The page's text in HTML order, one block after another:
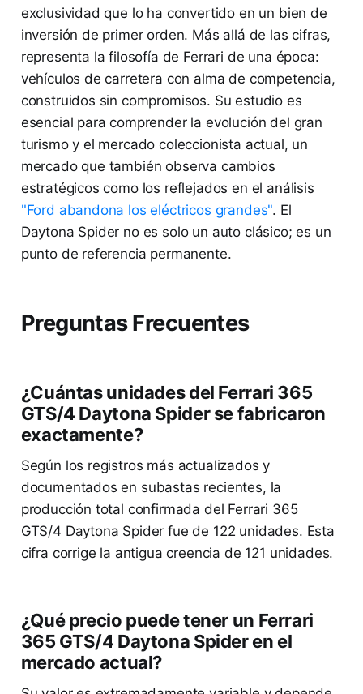
exclusividad que lo ha convertido en un bien de
inversión de primer orden. Más allá de las cifras,
representa la filosofía de Ferrari de una época:
vehículos de carretera con alma de competencia,
construidos sin compromisos. Su estudio es
esencial para comprender la evolución del gran
turismo y el mercado coleccionista actual, un
mercado que también observa cambios
estratégicos como los reflejados en el análisis
"Ford abandona los eléctricos grandes". El
Daytona Spider no es solo un auto clásico; es un
punto de referencia permanente.
Preguntas Frecuentes
¿Cuántas unidades del Ferrari 365
GTS/4 Daytona Spider se fabricaron
exactamente?
Según los registros más actualizados y
documentados en subastas recientes, la
producción total confirmada del Ferrari 365
GTS/4 Daytona Spider fue de 122 unidades. Esta
cifra corrige la antigua creencia de 121 unidades.
¿Qué precio puede tener un Ferrari
365 GTS/4 Daytona Spider en el
mercado actual?